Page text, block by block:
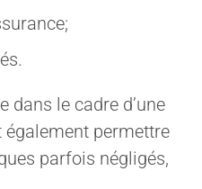
dans le cadre d’une
permettre
parfois négligés,